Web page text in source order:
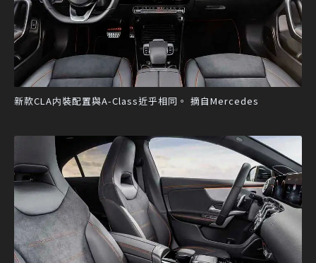
新款CLA内裝配置與A-Class近乎相同。 摘自Mercedes